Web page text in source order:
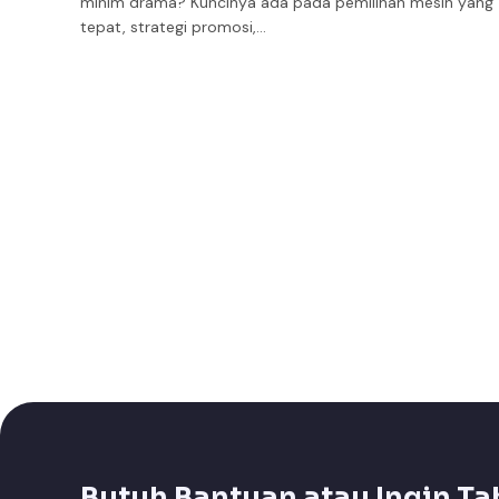
tepat, strategi promosi,…